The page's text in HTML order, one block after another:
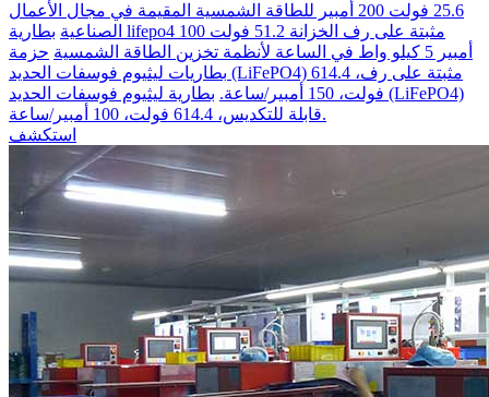
25.6 فولت 200 أمبير للطاقة الشمسية المقيمة في مجال الأعمال
الصناعية بطارية lifepo4 مثبتة على رف الخزانة 51.2 فولت 100
أمبير 5 كيلو واط في الساعة لأنظمة تخزين الطاقة الشمسية
حزمة
بطاريات ليثيوم فوسفات الحديد (LiFePO4) مثبتة على رف، 614.4
فولت، 150 أمبير/ساعة.
بطارية ليثيوم فوسفات الحديد (LiFePO4)
قابلة للتكديس، 614.4 فولت، 100 أمبير/ساعة.
استكشف